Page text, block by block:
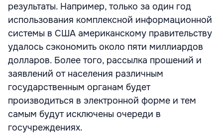
результаты. Например, только за один год
использования комплексной информационной
системы в США американскому правительству
удалось сэкономить около пяти миллиардов
долларов. Более того, рассылка прошений и
заявлений от населения различным
государственным органам будет
производиться в электронной форме и тем
самым будут исключены очереди в
госучреждениях.